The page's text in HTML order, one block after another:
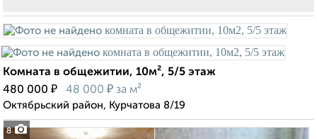
8
Комната в общежитии, 10м², 5/5 этаж
480 000 ₽ 48 000 ₽ за м²
Октябрьский район, Курчатова 8/19